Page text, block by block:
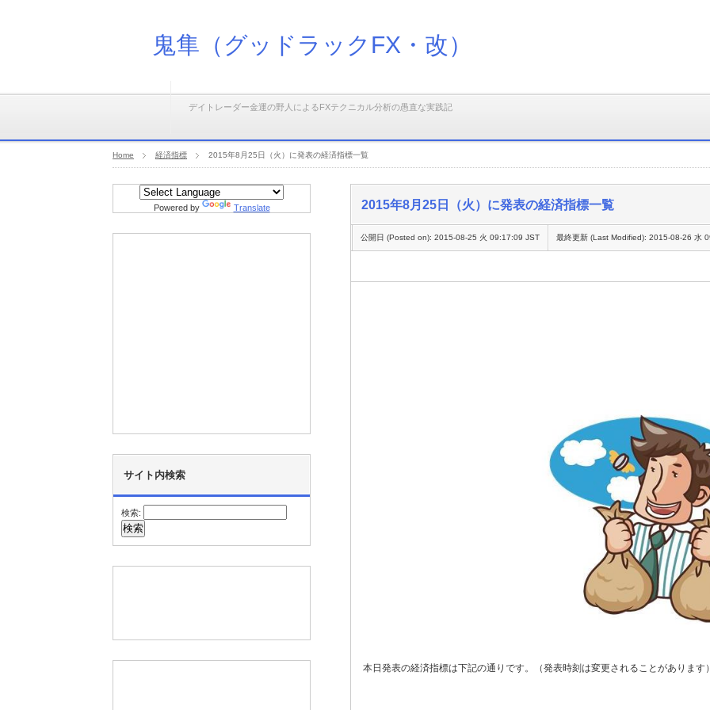
鬼隼（グッドラックFX・改）
デイトレーダー金運の野人によるFXテクニカル分析の愚直な実践記
Home 経済指標 2015年8月25日（火）に発表の経済指標一覧
2015年8月25日（火）に発表の経済指標一覧
最終更新 (Last Modified): 2015-08-26 水
公開日 (Posted on): 2015-08-25 火 09:17:09 JST
本日発表の経済指標は下記の通りです。（発表時刻は変更されることがあります
Powered by Translate
サイト内検索
検索: